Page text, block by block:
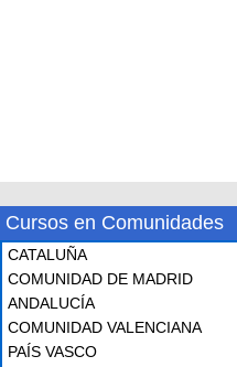
Cursos en Comunidades
CATALUÑA
COMUNIDAD DE MADRID
ANDALUCÍA
COMUNIDAD VALENCIANA
PAÍS VASCO